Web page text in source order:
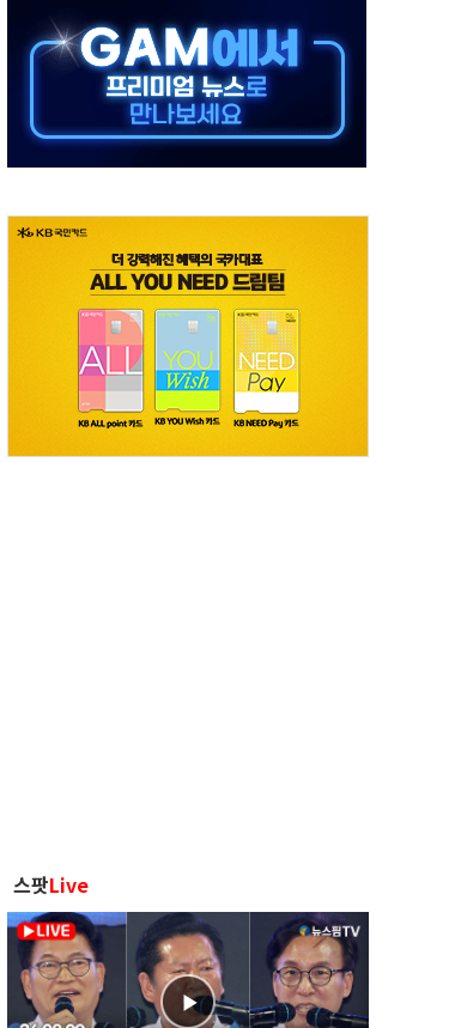
천 사장, 원전 현장점검
법 대표 발의
이 정권…신생아 특례 대출까지 줄여"
수 없다" 반박
스팟Live